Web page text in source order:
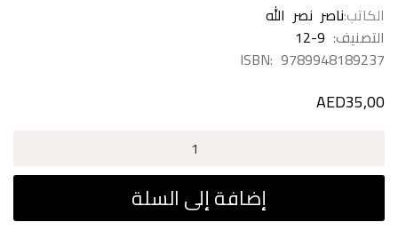
الكاتبناصر نصر الله
التصنيف: 12-9
ISBN:9789948189237
AED35,00
الأشياء
إضافة إلى السلة